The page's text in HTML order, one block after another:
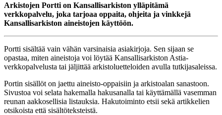
Arkistojen Portti on Kansallisarkiston ylläpitämä
verkkopalvelu, joka tarjoaa oppaita, ohjeita ja vinkkejä
Kansallisarkiston aineistojen käyttöön.
Portti sisältää vain vähän varsinaisia asiakirjoja. Sen sijaan se
opastaa, miten aineistoja voi löytää Kansallisarkiston Astia-
verkkopalvelusta tai jäljittää arkistoluetteloiden avulla tutkijasaleissa.
Portin sisällöt on jaettu aineisto-oppaisiin ja arkistoalan sanastoon.
Sivustoa voi selata hakemalla hakusanalla tai käyttämällä vasemman
reunan aakkosellisia listauksia. Hakutoiminto etsii sekä artikkelien
otsikoista että sisältöteksteistä.